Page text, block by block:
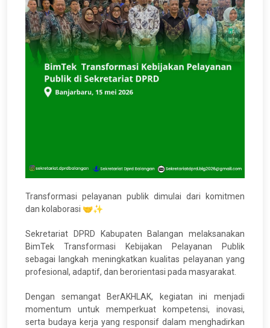
Transformasi pelayanan publik dimulai dari komitmen
dan kolaborasi 🤝✨
Sekretariat DPRD Kabupaten Balangan melaksanakan
BimTek Transformasi Kebijakan Pelayanan Publik
sebagai langkah meningkatkan kualitas pelayanan yang
profesional, adaptif, dan berorientasi pada masyarakat.
Dengan semangat BerAKHLAK, kegiatan ini menjadi
momentum untuk memperkuat kompetensi, inovasi,
serta budaya kerja yang responsif dalam menghadirkan